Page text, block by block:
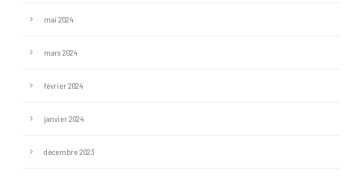
mai 2024
mars 2024
février 2024
janvier 2024
décembre 2023